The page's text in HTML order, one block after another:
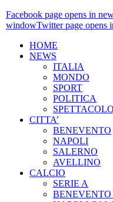
Facebook page opens in
windowTwitter page opens
HOME
NEWS
ITALIA
MONDO
SPORT
POLITICA
SPETTACOLO
CITTA’
BENEVENTO
NAPOLI
SALERNO
AVELLINO
CALCIO
SERIE A